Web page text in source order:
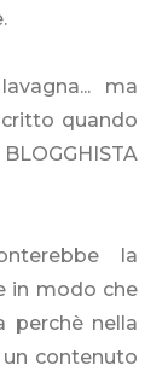
ma
quando
la
in modo che
perchè nella
contenuto